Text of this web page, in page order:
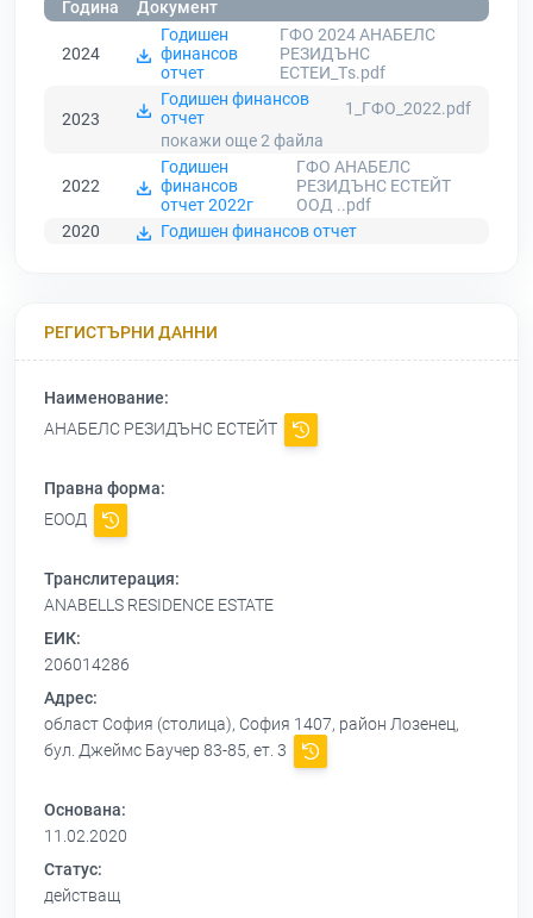
Година Документ
2024
Годишен
финансов
отчет
ГФО 2024 АНАБЕЛС
РЕЗИДЪНС
ЕСТЕИ_Тs.pdf
2023
Годишен финансов
отчет
1_ГФО_2022.pdf
покажи още 2файла
2022
Годишен
финансов
отчет 2022г
ГФО АНАБЕЛС
РЕЗИДЪНС ЕСТЕЙТ
ООД ..pdf
2020
Годишен финансов отчет
РЕГИСТЪРНИ ДАННИ
Наименование:
АНАБЕЛС РЕЗИДЪНС ЕСТЕЙТ
Правна форма:
ЕООД
Транслитерация:
ANABELLS RESIDENCE ESTATE
ЕИК:
206014286
Адрес:
област София (столица), София 1407, район Лозенец,
бул. Джеймс Баучер 83-85, ет. 3
Основана:
11.02.2020
Статус:
действащ